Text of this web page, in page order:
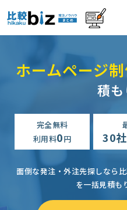
ホームページ
積
完全無料
利用料0円 30社
面倒な発注・外注先探しなら
を一括見積も